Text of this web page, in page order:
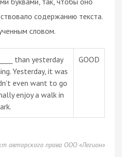
содержанию текста.
словом.
than yesterday
Yesterday, it was
even want to go
enjoy a walk in
GOOD
авторского права ООО «Легион»